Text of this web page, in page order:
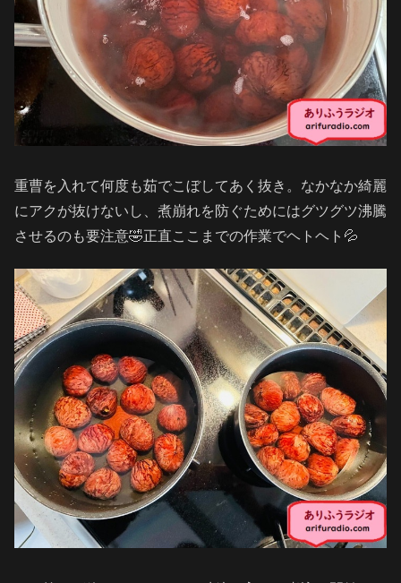
重曹を入れて何度も茹でこぼしてあく抜き。なかなか綺麗
にアクが抜けないし、煮崩れを防ぐためにはグツグツ沸騰
させるのも要注意🤣正直ここまでの作業でヘトヘト💦